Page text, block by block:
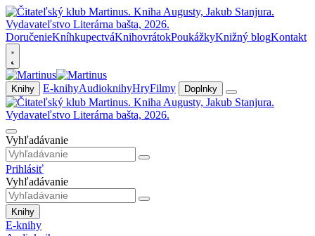
DoručenieKníhkupectváKnihovrátokPoukážkyKnižný blogKontakt
Knihy E-knihyAudioknihyHryFilmy Doplnky
Vyhľadávanie
Prihlásiť
Vyhľadávanie
Knihy
E-knihy